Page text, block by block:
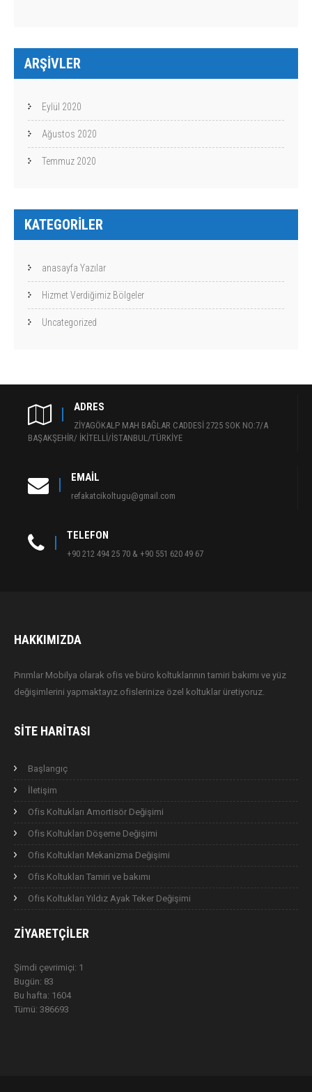
ARŞIVLER
Eylül 2020
Ağustos 2020
Temmuz 2020
KATEGORILER
anasayfa Yazılar
Hizmet Verdiğimiz Bölgeler
Uncategorized
ADRES
ZİYAGÖKALP MAH BAĞLAR CADDESİ 2725 SOK NO:7/A
BAŞAKŞEHİR/ İKİTELLİ/İSTANBUL/TÜRKİYE
EMAIL
refakatcikoltugu@gmail.com
TELEFON
+90 212 494 25 70 & +90 551 620 49 67
HAKKIMIZDA
Pırımlar Mobilya olarak ofis ve büro koltuklarının tamiri bakımı ve yüz
değişimlerini yapmaktayız.ofislerinize özel koltuklar üretiyoruz.
SITE HARITASI
Başlangıç
İletişim
Ofis Koltukları Amortisör Değişimi
Ofis Koltukları Döşeme Değişimi
Ofis Koltukları Mekanizma Değişimi
Ofis Koltukları Tamiri ve bakımı
Ofis Koltukları Yıldız Ayak Teker Değişimi
ZIYARETÇILER
Şimdi çevrimiçi: 1
Bugün: 83
Bu hafta: 1604
Tümü: 386693